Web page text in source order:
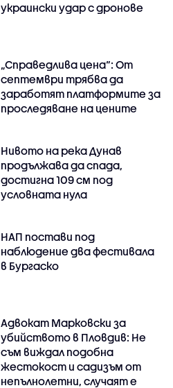
украински удар с дронове
„Справедлива цена“: От
септември трябва да
заработят платформите за
проследяване на цените
Нивото на река Дунав
продължава да спада,
достигна 109 см под
условната нула
НАП постави под
наблюдение два фестивала
в Бургаско
Адвокат Марковски за
убийството в Пловдив: Не
съм виждал подобна
жестокост и садизъм от
непълнолетни, случаят е